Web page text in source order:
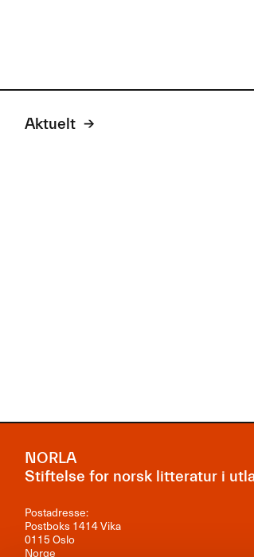
Aktuelt
NORLA
Stiftelse for norsk litteratur i
Postadresse:
Postboks 1414 Vika
0115 Oslo
Norge